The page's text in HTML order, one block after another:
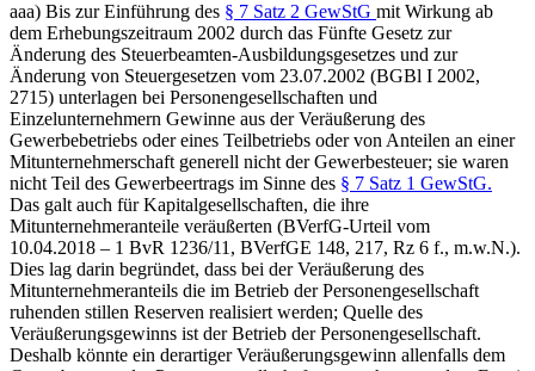
aaa) Bis zur Einführung des § 7 Satz 2 GewStG mit Wirkung ab
dem Erhebungszeitraum 2002 durch das Fünfte Gesetz zur
Änderung des Steuerbeamten-Ausbildungsgesetzes und zur
Änderung von Steuergesetzen vom 23.07.2002 (BGBl I 2002,
2715) unterlagen bei Personengesellschaften und
Einzelunternehmern Gewinne aus der Veräußerung des
Gewerbebetriebs oder eines Teilbetriebs oder von Anteilen an einer
Mitunternehmerschaft generell nicht der Gewerbesteuer; sie waren
nicht Teil des Gewerbeertrags im Sinne des § 7 Satz 1 GewStG.
Das galt auch für Kapitalgesellschaften, die ihre
Mitunternehmeranteile veräußerten (BVerfG-Urteil vom
10.04.2018 – 1 BvR 1236/11, BVerfGE 148, 217, Rz 6 f., m.w.N.).
Dies lag darin begründet, dass bei der Veräußerung des
Mitunternehmeranteils die im Betrieb der Personengesellschaft
ruhenden stillen Reserven realisiert werden; Quelle des
Veräußerungsgewinns ist der Betrieb der Personengesellschaft.
Deshalb könnte ein derartiger Veräußerungsgewinn allenfalls dem